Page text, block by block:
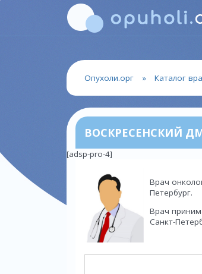
Опухоли.орг » Каталог
ВОСКРЕСЕНСКИЙ
[adsp-pro-4]
Врач
Петербург.
Врач
Санкт-